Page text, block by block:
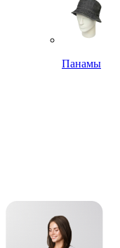
Панамы